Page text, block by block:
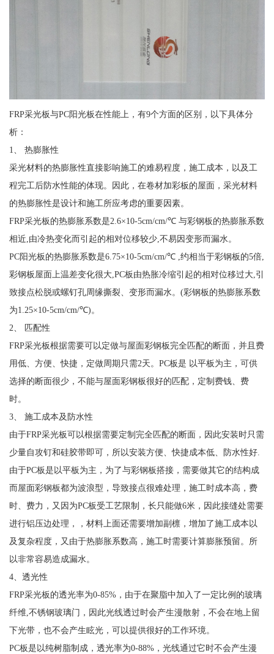
FRP采光板与PC阳光板在性能上，有9个方面的区别，以下具体分
析：
1、 热膨胀性
采光材料的热膨胀性直接影响施工的难易程度，施工成本，以及工
程完工后防水性能的体现。因此，在卷材加彩板的屋面，采光材料
的热膨胀性是设计和施工所应考虑的重要因素。
FRP采光板的热膨胀系数是2.6×10-5cm/cm/℃ 与彩钢板的热膨胀系数
相近,由冷热变化而引起的相对位移较少,不易因变形而漏水。
PC阳光板的热膨胀系数是6.75×10-5cm/cm/℃ ,约相当于彩钢板的5倍,
彩钢板屋面上温差变化很大,PC板由热胀冷缩引起的相对位移过大,引
致接点松脱或螺钉孔周缘撕裂、变形而漏水。(彩钢板的热膨胀系数
为1.25×10-5cm/cm/℃)。
2、 匹配性
FRP采光板根据需要可以定做与屋面彩钢板完全匹配的断面，并且费
用低、方便、快捷，定做周期只需2天。PC板是 以平板为主，可供
选择的断面很少，不能与屋面彩钢板很好的匹配，定制费钱、费
时。
3、 施工成本及防水性
由于FRP采光板可以根据需要定制完全匹配的断面，因此安装时只需
少量自攻钉和硅胶带即可，所以安装方便、快捷成本低、防水性好.
由于PC板是以平板为主，为了与彩钢板搭接，需要做其它的结构成
而屋面彩钢板都为波浪型，导致接点很难处理，施工时成本高，费
时、费力，又因为PC板受工艺限制，长只能做6米，因此接缝处需要
进行铝压边处理，，材料上面还需要增加副檩，增加了施工成本以
及复杂程度，又由于热膨胀系数高，施工时需要计算膨胀预留。所
以非常容易造成漏水。
4、透光性
FRP采光板的透光率为0-85%，由于在聚脂中加入了一定比例的玻璃
纤维,不锈钢玻璃门，因此光线透过时会产生漫散射，不会在地上留
下光带，也不会产生眩光，可以提供很好的工作环境。
PC板是以纯树脂制成，透光率为0-88%，光线通过它时不会产生漫